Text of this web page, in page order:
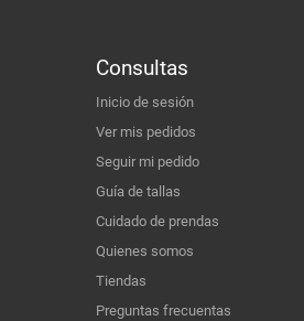
Consultas
Inicio de sesión
Ver mis pedidos
Seguir mi pedido
Guía de tallas
Cuidado de prendas
Quienes somos
Tiendas
Preguntas frecuentas